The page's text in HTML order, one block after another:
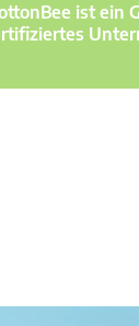
ist ein